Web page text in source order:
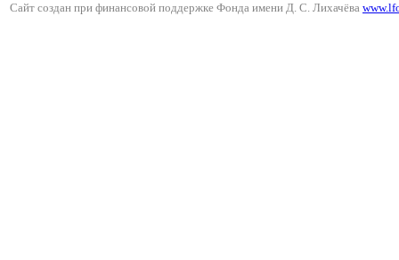
Сайт создан при финансовой поддержке Фонда имени Д. С. Лихачёва